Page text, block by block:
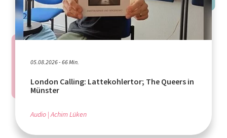
05.08.2026 - 66 Min.
London Calling: Lattekohlertor; The Queers in
Münster
Audio Achim Lüken